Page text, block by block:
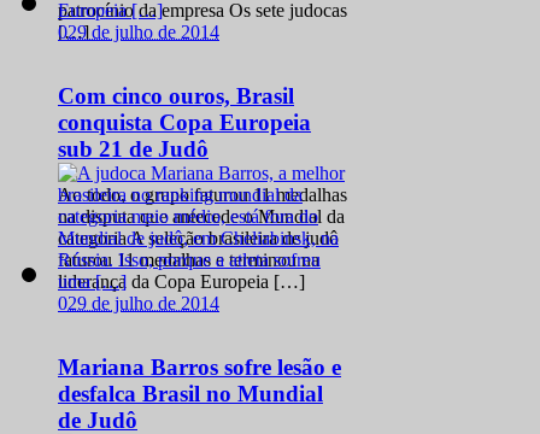
patrocínio da empresa Os sete judocas
[…]
029 de julho de 2014
Com cinco ouros, Brasil
conquista Copa Europeia
sub 21 de Judô
Ao todo, o grupo faturou 11 medalhas
na disputa que antecede o Mundial da
categoria A seleção brasileira de judô
faturou 11 medalhas e terminou na
liderança da Copa Europeia […]
029 de julho de 2014
Mariana Barros sofre lesão e
desfalca Brasil no Mundial
de Judô